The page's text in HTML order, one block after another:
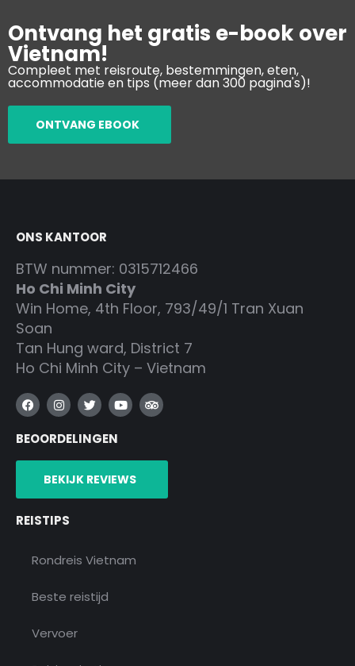
Ontvang het gratis e-book over
Vietnam!
Compleet met reisroute, bestemmingen, eten,
accommodatie en tips (meer dan 300 pagina's)!
ONTVANG EBOOK
ONS KANTOOR
BTW nummer: 0315712466
Ho Chi Minh City
Win Home, 4th Floor, 793/49/1 Tran Xuan
Soan
Tan Hung ward, District 7
Ho Chi Minh City – Vietnam
F
a
c
e
I
n
s
t
r
m
T
w
i
t
r
Y
o
e
T
r
s
BEOORDELINGEN
BEKIJK REVIEWS
REISTIPS
Rondreis Vietnam
Beste reistijd
Vervoer